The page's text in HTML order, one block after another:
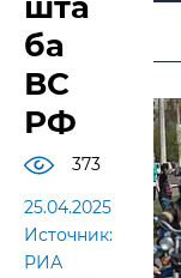
ба
ВС
РФ
373
25.04.2025
Источник:
РИА